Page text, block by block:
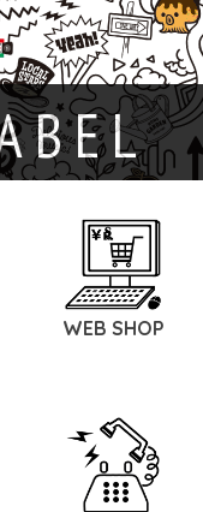
WEB SHOP